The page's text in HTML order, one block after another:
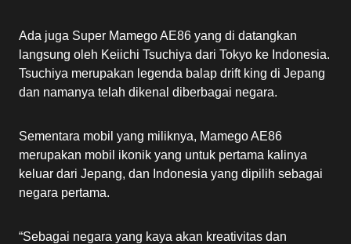
Ada juga Super Mamego AE86 yang di datangkan
langsung oleh Keiichi Tsuchiya dari Tokyo ke Indonesia.
Tsuchiya merupakan legenda balap drift king di Jepang
dan namanya telah dikenal diberbagai negara.
Sementara mobil yang miliknya, Mamego AE86
merupakan mobil ikonik yang untuk pertama kalinya
keluar dari Jepang, dan Indonesia yang dipilih sebagai
negara pertama.
“Sebagai negara yang kaya akan kreativitas dan